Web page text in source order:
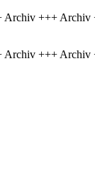
+++
+++